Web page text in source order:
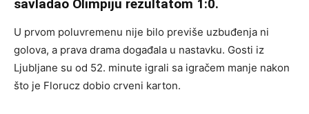
savladao Olimpiju rezultatom 1:0.
U prvom poluvremenu nije bilo previše uzbuđenja ni
golova, a prava drama događala u nastavku. Gosti iz
Ljubljane su od 52. minute igrali sa igračem manje nakon
što je Florucz dobio crveni karton.